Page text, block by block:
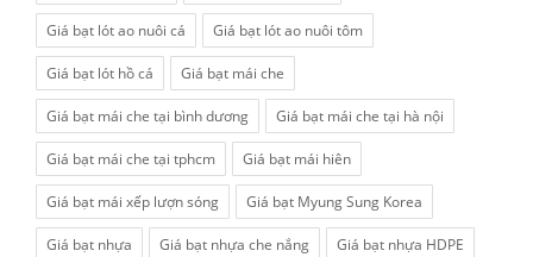
Giá bạt lót ao nuôi cá Giá bạt lót ao nuôi tôm
Giá bạt lót hồ cá Giá bạt mái che
Giá bạt mái che tại bình dương Giá bạt mái che tại hà nội
Giá bạt mái che tại tphcm Giá bạt mái hiên
Giá bạt mái xếp lượn sóng Giá bạt Myung Sung Korea
Giá bạt nhựa Giá bạt nhựa che nắng Giá bạt nhựa HDPE